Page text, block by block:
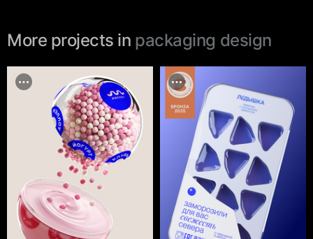
More projects in packaging design